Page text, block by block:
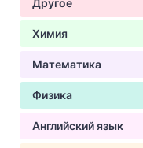
Другое
Химия
Математика
Физика
Английский язык